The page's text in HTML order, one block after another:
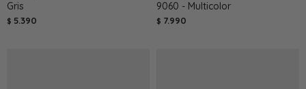
Gris
$ 5.390
9060 - Multicolor
$ 7.990